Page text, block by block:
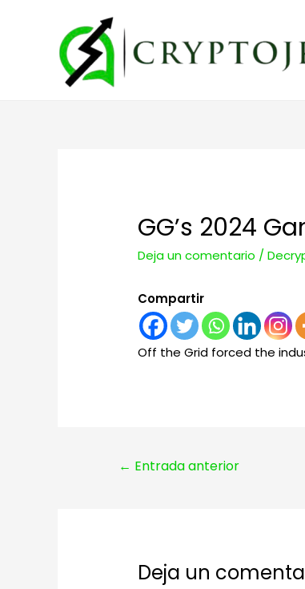
GG’s 2024
Deja un comentario /
Compartir
Off the Grid forced the
Navegación
← Entrada anterior
Deja un